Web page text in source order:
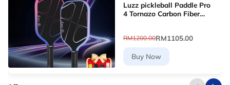
Luzz pickleball Paddle Pro
4 Tornazo Carbon Fiber
RM1200.00RM1105.00
Buy Now